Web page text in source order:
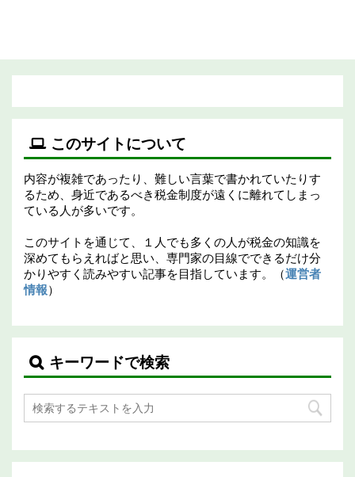
このサイトについて
内容が複雑であったり、難しい言葉で書かれていたりす
るため、身近であるべき税金制度が遠くに離れてしまっ
ている人が多いです。
このサイトを通じて、１人でも多くの人が税金の知識を
深めてもらえればと思い、専門家の目線でできるだけ分
かりやすく読みやすい記事を目指しています。（運営者
情報）
キーワードで検索